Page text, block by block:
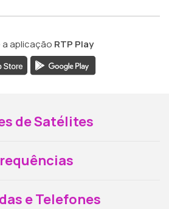
a aplicação RTP Play
de Satélites
e Telefones